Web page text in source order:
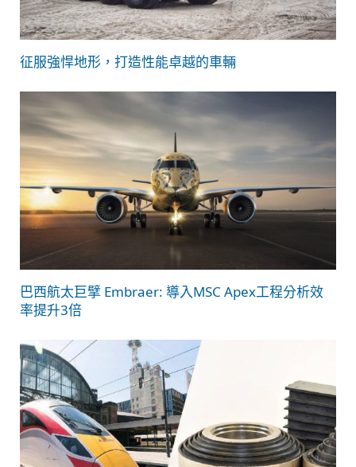
征服強悍地形，打造性能卓越的車輛
巴西航太巨擘 Embraer: 導入MSC Apex工程分析效
率提升3倍